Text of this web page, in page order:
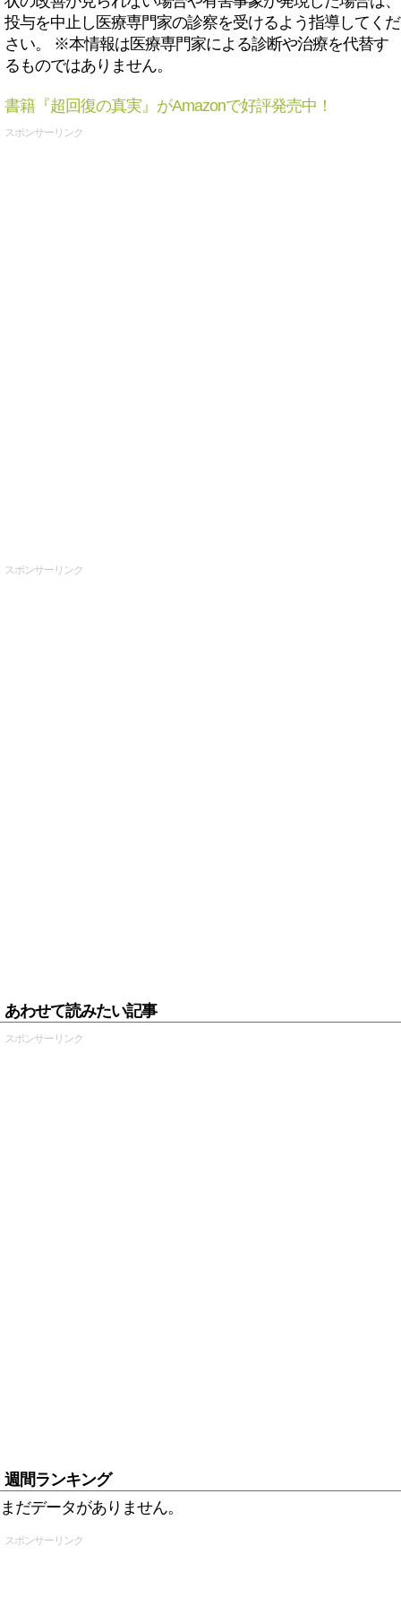
投与を中止し医療専門家の診察を受けるよう指導してくだ
さい。 ※本情報は医療専門家による診断や治療を代替す
るものではありません。
書籍『超回復の真実』がAmazonで好評発売中！
スポンサーリンク
スポンサーリンク
あわせて読みたい記事
スポンサーリンク
週間ランキング
まだデータがありません。
スポンサーリンク